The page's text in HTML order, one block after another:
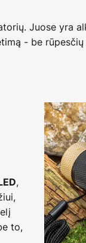
Juose yra
- be
,
to,